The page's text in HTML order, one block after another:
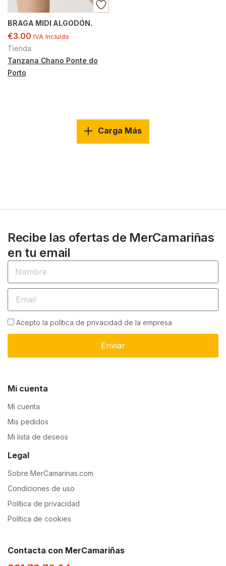
BRAGA MIDI ALGODÓN.
€3.00 IVA Incluído
Tienda:
Tanzana Chano Ponte do
Porto
Carga Más
Recibe las ofertas de MerCamariñas
en tu email
Acepto la política de privacidad de la empresa
Enviar
Mi cuenta
Mi cuenta
Mis pedidos
Mi lista de deseos
Legal
Sobre MerCamarinas.com
Condiciones de uso
Política de privacidad
Política de cookies
Contacta con MerCamariñas